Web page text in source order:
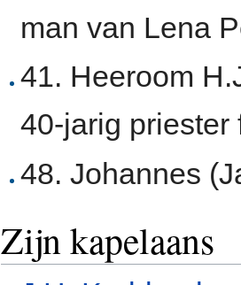
man van Lena
41. Heeroom
40-jarig priester
48. Johannes
Zijn kapelaans